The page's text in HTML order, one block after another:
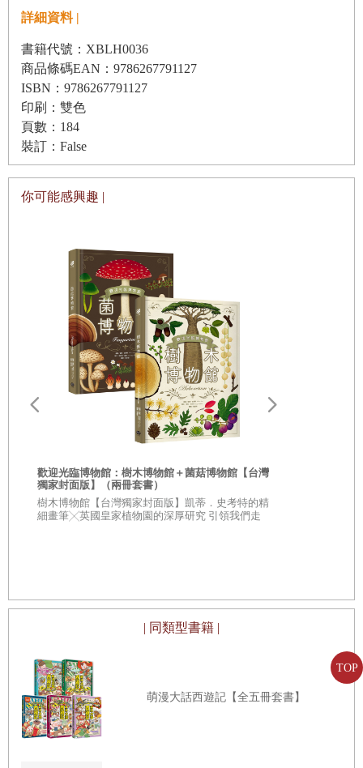
TOP
詳細資料 |
書籍代號：XBLH0036
商品條碼EAN：9786267791127
ISBN：9786267791127
印刷：雙色
頁數：184
裝訂：False
你可能感興趣 |
歡迎光臨博物館：樹木博物館＋菌菇博物館【台灣
獨家封面版】（兩冊套書）
樹木博物館【台灣獨家封面版】凱蒂．史考特的精
細畫筆╳英國皇家植物園的深厚研究 引領我們走
| 同類型書籍 |
萌漫大話西遊記【全五冊套書】